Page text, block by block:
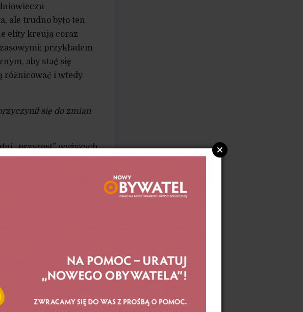
ale trudno było ten
elity kreują coraz
przykładem
aby stać się
różnicować i wtedy
się do zmian
„przyrost” wyższych
najbardziej złożone
inteligenckich
zmianom.
wyższe studia,
jego aspiracje.
W dużym stopniu
magistrów.
żeby zaspokoić